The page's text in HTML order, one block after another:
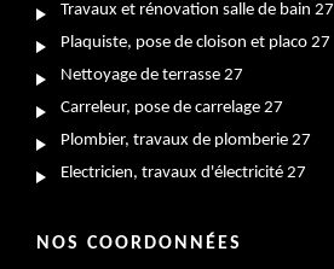
Travaux et rénovation salle de bain 27
Plaquiste, pose de cloison et placo 27
Nettoyage de terrasse 27
Carreleur, pose de carrelage 27
Plombier, travaux de plomberie 27
Electricien, travaux d'électricité 27
NOS COORDONNÉES